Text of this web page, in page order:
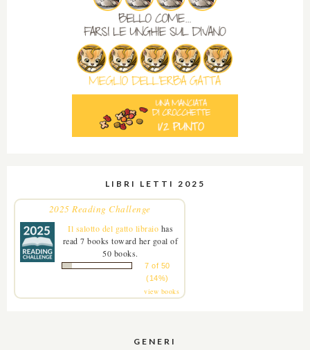
LIBRI LETTI 2025
2025 Reading Challenge
Il salotto del gatto libraio has
read 7 books toward her goal of
50 books.
7 of 50
(14%)
view books
GENERI